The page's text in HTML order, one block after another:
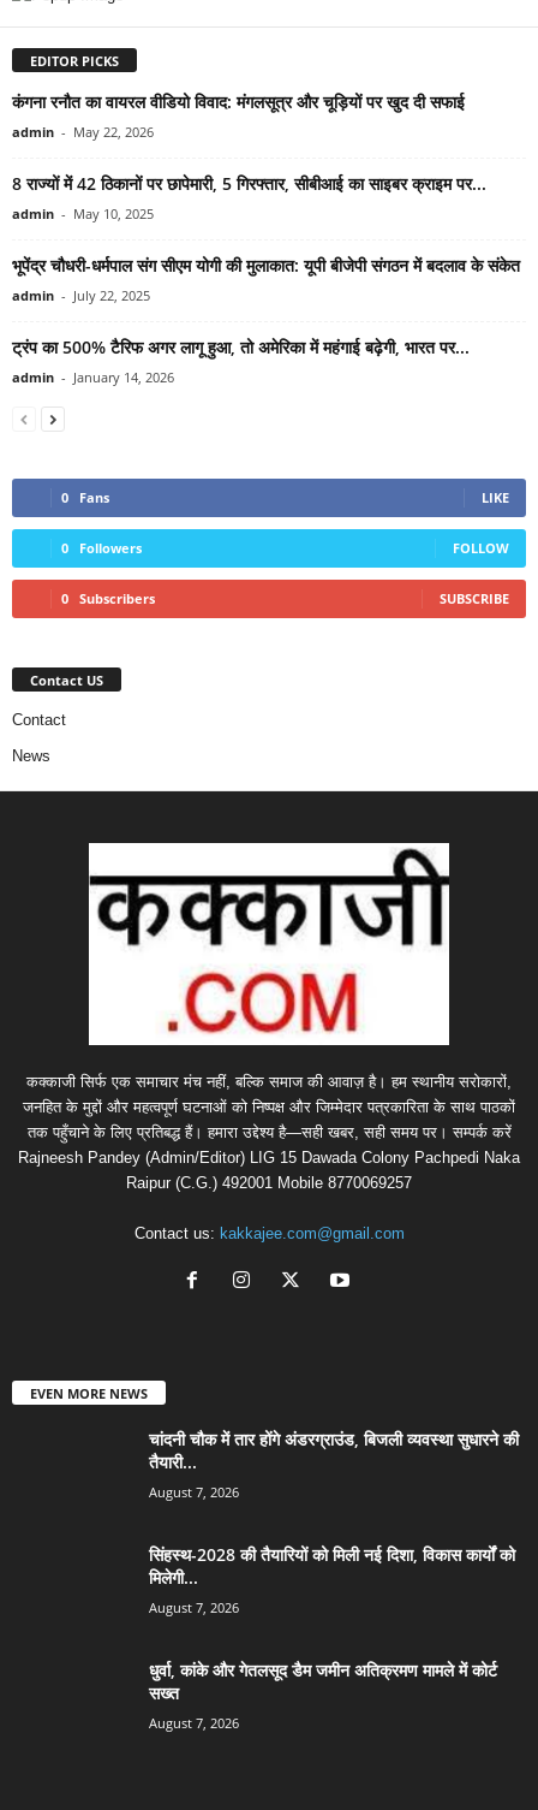
EDITOR PICKS
कंगना रनौत का वायरल वीडियो विवाद: मंगलसूत्र और चूड़ियों पर खुद दी सफाई
admin - May 22, 2026
8 राज्यों में 42 ठिकानों पर छापेमारी, 5 गिरफ्तार, सीबीआई का साइबर क्राइम पर...
admin - May 10, 2025
भूपेंद्र चौधरी-धर्मपाल संग सीएम योगी की मुलाकात: यूपी बीजेपी संगठन में बदलाव के संकेत
admin - July 22, 2025
ट्रंप का 500% टैरिफ अगर लागू हुआ, तो अमेरिका में महंगाई बढ़ेगी, भारत पर...
admin - January 14, 2026
0 Fans LIKE
0 Followers FOLLOW
0 Subscribers SUBSCRIBE
Contact US
Contact
News
कक्काजी सिर्फ एक समाचार मंच नहीं, बल्कि समाज की आवाज़ है। हम स्थानीय सरोकारों,
जनहित के मुद्दों और महत्वपूर्ण घटनाओं को निष्पक्ष और जिम्मेदार पत्रकारिता के साथ पाठकों
तक पहुँचाने के लिए प्रतिबद्ध हैं। हमारा उद्देश्य है—सही खबर, सही समय पर। सम्पर्क करें
Rajneesh Pandey (Admin/Editor) LIG 15 Dawada Colony Pachpedi Naka
Raipur (C.G.) 492001 Mobile 8770069257
Contact us: kakkajee.com@gmail.com
EVEN MORE NEWS
चांदनी चौक में तार होंगे अंडरग्राउंड, बिजली व्यवस्था सुधारने की
तैयारी...
August 7, 2026
सिंहस्थ-2028 की तैयारियों को मिली नई दिशा, विकास कार्यों को
मिलेगी...
August 7, 2026
धुर्वा, कांके और गेतलसूद डैम जमीन अतिक्रमण मामले में कोर्ट
सख्त
August 7, 2026